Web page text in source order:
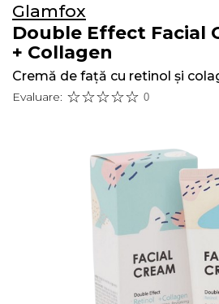
Glamfox
Double Effect Facial
+ Collagen
Cremă de față cu retinol și
Evaluare: 0